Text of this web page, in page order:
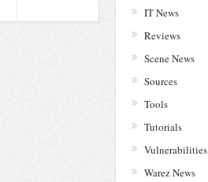
IT News
Reviews
Scene News
Sources
Tools
Tutorials
Vulnerabilities
Warez News